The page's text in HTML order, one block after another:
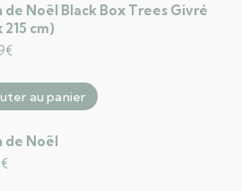
de Noël Black Box Trees Givré
215 cm)
€
au panier
de Noël
€